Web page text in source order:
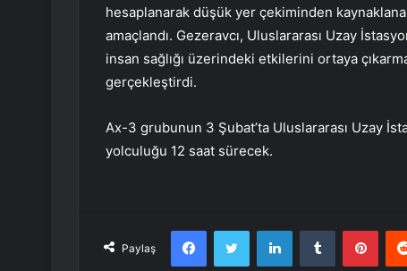
hesaplanarak düşük yer çekiminden
amaçlandı. Gezeravcı, Uluslararası Uzay
insan sağlığı üzerindeki etkilerini ortaya
gerçekleştirdi.
Ax-3 grubunun 3 Şubat’ta Uluslararası Uzay
yolculuğu 12 saat sürecek.
Paylaş
FacebookTwitter LinkedInTumblr